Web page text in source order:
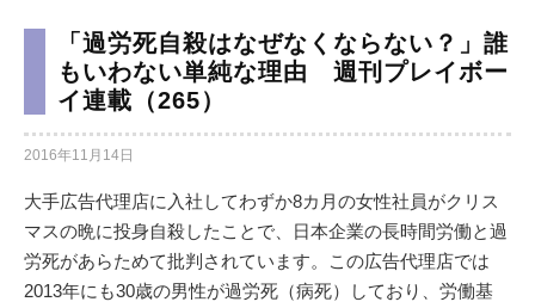
「過労死自殺はなぜなくならない？」誰
もいわない単純な理由 週刊プレイボー
イ連載（265）
2016年11月14日
大手広告代理店に入社してわずか8カ月の女性社員がクリス
マスの晩に投身自殺したことで、日本企業の長時間労働と過
労死があらためて批判されています。この広告代理店では
2013年にも30歳の男性が過労死（病死）しており、労働基